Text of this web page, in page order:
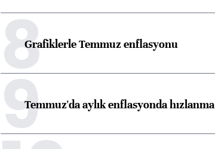
8Grafiklerle Temmuz enflasyonu
9Temmuz'da aylık enflasyonda hızlanma